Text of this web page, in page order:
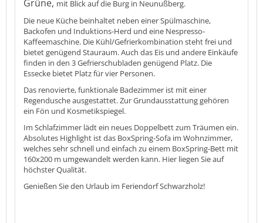
Grüne, mit Blick auf die Burg in Neunußberg.
Die neue Küche beinhaltet neben einer Spülmaschine,
Backofen und Induktions-Herd und eine Nespresso-
Kaffeemaschine. Die Kühl/Gefrierkombination steht frei und
bietet genügend Stauraum. Auch das Eis und andere Einkäufe
finden in den 3 Gefrierschubladen genügend Platz. Die
Essecke bietet Platz für vier Personen.
Das renovierte, funktionale Badezimmer ist mit einer
Regendusche ausgestattet. Zur Grundausstattung gehören
ein Fön und Kosmetikspiegel.
Im Schlafzimmer lädt ein neues Doppelbett zum Träumen ein.
Absolutes Highlight ist das BoxSpring-Sofa im Wohnzimmer,
welches sehr schnell und einfach zu einem BoxSpring-Bett mit
160x200 m umgewandelt werden kann. Hier liegen Sie auf
höchster Qualität.
Genießen Sie den Urlaub im Feriendorf Schwarzholz!